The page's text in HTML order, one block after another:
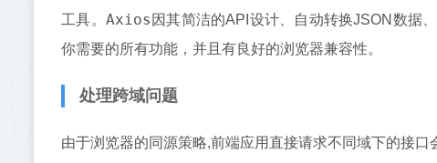
工具。 Axios 因其简洁的API设计、自动转换JSON数据
你需要的所有功能，并且有良好的浏览器兼容性。
处理跨域问题
由于浏览器的同源策略,前端应用直接请求不同域下的接口